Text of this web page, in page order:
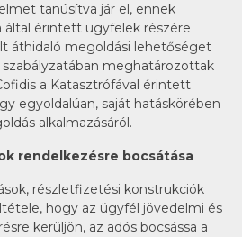
tanúsítva jár el, ennek
által érintett ügyfelek részére
áthidaló megoldási lehetőséget
meghatározottak
a Katasztrófával érintett
egyoldalúan, saját hatáskörében
alkalmazásáról.
rendelkezésre bocsátása
részletfizetési konstrukciók
hogy az ügyfél jövedelmi és
kerüljön, az adós bocsássa a